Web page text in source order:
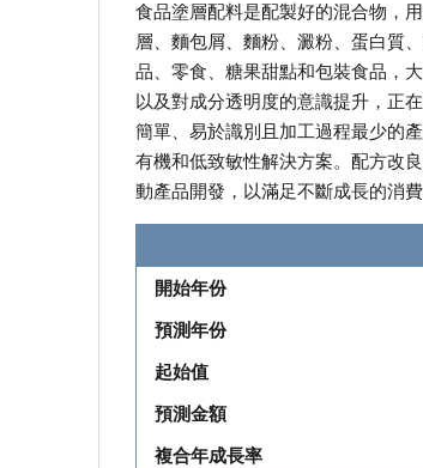
食品塗層配料是配製好的混合物，
層、麵包屑、麵粉、澱粉、蛋白質
品、零食、糖果甜點和包裝食品，
以及對成分透明度的意識提升，正
簡單、易於識別且加工過程最少的
有機和低致敏性解決方案。配方改
動產品開發，以滿足不斷成長的消
開始年份
預測年份
起始值
預測金額
複合年成長率